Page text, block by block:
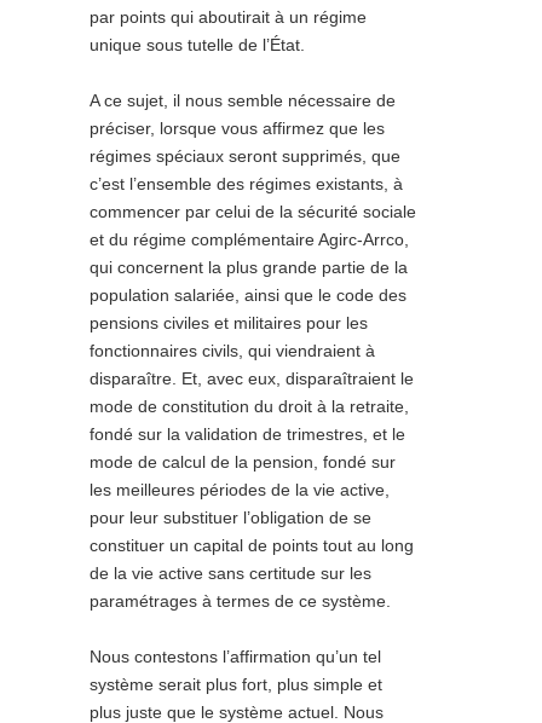
par points qui aboutirait à un régime
unique sous tutelle de l’État.
A ce sujet, il nous semble nécessaire de
préciser, lorsque vous affirmez que les
régimes spéciaux seront supprimés , que
c’est l’ensemble des régimes existants, à
commencer par celui de la sécurité sociale
et du régime complémentaire Agirc-Arrco,
qui concernent la plus grande partie de la
population salariée, ainsi que le code des
pensions civiles et militaires pour les
fonctionnaires civils, qui viendraient à
disparaître. Et, avec eux, disparaîtraient le
mode de constitution du droit à la retraite,
fondé sur la validation de trimestres, et le
mode de calcul de la pension, fondé sur
les meilleures périodes de la vie active,
pour leur substituer l’obligation de se
constituer un capital de points tout au long
de la vie active sans certitude sur les
paramétrages à termes de ce système.
Nous contestons l’affirmation qu’un tel
système serait plus fort, plus simple et
plus juste que le système actuel . Nous